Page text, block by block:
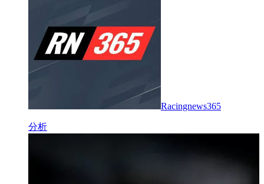
Racingnews365
分析